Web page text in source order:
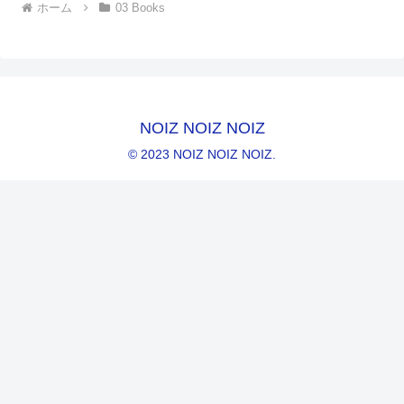
ホーム 03 Books
NOIZ NOIZ NOIZ
© 2023 NOIZ NOIZ NOIZ.